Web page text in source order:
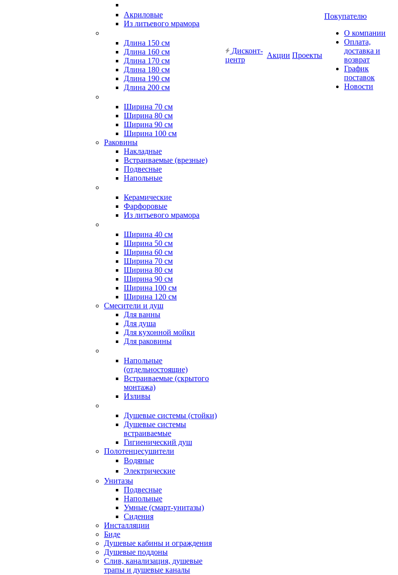
Акриловые
Из литьевого мрамора
Длина 150 см
Длина 160 см
Длина 170 см
Длина 180 см
Длина 190 см
Длина 200 см
Ширина 70 см
Ширина 80 см
Ширина 90 см
Ширина 100 см
Раковины
Накладные
Встраиваемые (врезные)
Подвесные
Напольные
Керамические
Фарфоровые
Из литьевого мрамора
Ширина 40 см
Ширина 50 см
Ширина 60 см
Ширина 70 см
Ширина 80 см
Ширина 90 см
Ширина 100 см
Ширина 120 см
Смесители и душ
Для ванны
Для душа
Для кухонной мойки
Для раковины
Напольные
(отдельностоящие)
Встраиваемые (скрытого
монтажа)
Изливы
Душевые системы (стойки)
Душевые системы
встраиваемые
Гигиенический душ
Полотенцесушители
ㅤВодяные
ㅤЭлектрические
Унитазы
Подвесные
Напольные
Умные (смарт-унитазы)
Сидения
Инсталляции
Биде
Душевые кабины и ограждения
Душевые поддоны
Слив, канализация, душевые
трапы и душевые каналы
Дисконт-
центр
Акции Проекты
Покупателю
О компании
Оплата,
доставка и
возврат
График
поставок
Новости